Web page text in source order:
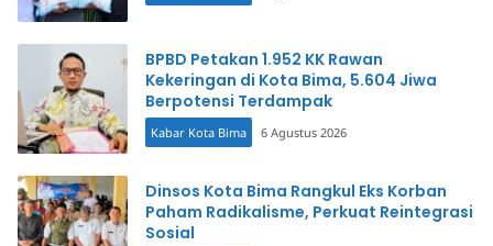
BPBD Petakan 1.952 KK Rawan
Kekeringan di Kota Bima, 5.604 Jiwa
Berpotensi Terdampak
Kabar Kota Bima 6 Agustus 2026
Dinsos Kota Bima Rangkul Eks Korban
Paham Radikalisme, Perkuat Reintegrasi
Sosial